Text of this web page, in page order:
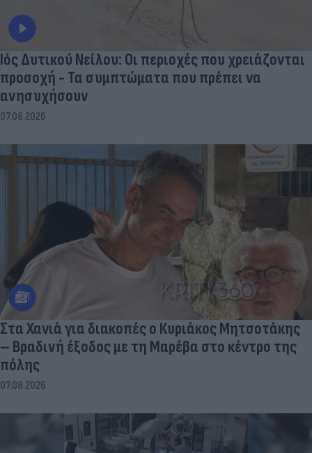
Ιός Δυτικού Νείλου: Οι περιοχές που χρειάζονται
προσοχή - Τα συμπτώματα που πρέπει να
ανησυχήσουν
07.08.2026
Στα Χανιά για διακοπές ο Κυριάκος Μητσοτάκης
– Βραδινή έξοδος με τη Μαρέβα στο κέντρο της
πόλης
07.08.2026